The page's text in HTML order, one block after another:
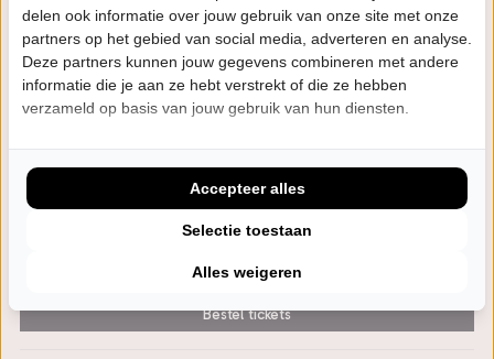
DO
10
DEC
20:15 uur
Kielzog
Hoogezand
11 Theater de Voorveghter
Bestel tickets
delen ook informatie over jouw gebruik van onze site met onze
partners op het gebied van social media, adverteren en analyse.
Deze partners kunnen jouw gegevens combineren met andere
informatie die je aan ze hebt verstrekt of die ze hebben
verzameld op basis van jouw gebruik van hun diensten.
Alles weigeren
Selectie toestaan
Accepteer alles